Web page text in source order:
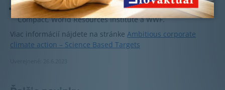
SBTi je partnerstvom medzi CDP, United Nations Global
Compact, World Resources Institute a WWF.
Viac informácií nájdete na stránke Ambitious corporate
climate action – Science Based Targets